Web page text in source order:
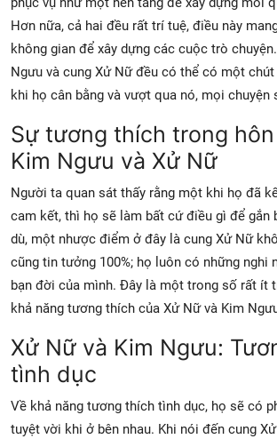
Hơn nữa, cả hai đều rất trí tuệ, điều này
không gian để xây dựng các cuộc trò
Ngưu và cung Xử Nữ đều có thể có một
khi họ cân bằng và vượt qua nó, mọi chuyện
Sự tương thích trong
Kim Ngưu và Xử Nữ
Người ta quan sát thấy rằng một khi họ đã
cam kết, thì họ sẽ làm bất cứ điều gì để gắn
dù, một nhược điểm ở đây là cung Xử Nữ
cũng tin tưởng 100%; họ luôn có những nghi
bạn đời của mình. Đây là một trong số rất ít
khả năng tương thích của Xử Nữ và Kim
Xử Nữ và Kim Ngưu:
tình dục
Về khả năng tương thích tình dục, họ sẽ có
tuyệt vời khi ở bên nhau. Khi nói đến cung